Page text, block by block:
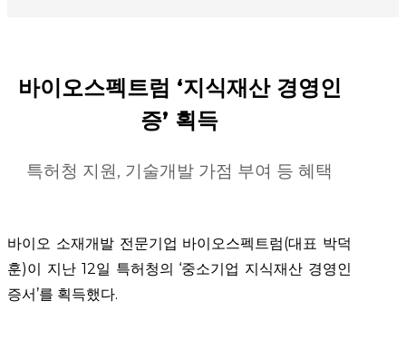
바이오스펙트럼 ‘지식재산 경영인
증’ 획득
특허청 지원, 기술개발 가점 부여 등 혜택
바이오 소재개발 전문기업 바이오스펙트럼(대표 박덕
훈)이 지난 12일 특허청의 ‘중소기업 지식재산 경영인
증서’를 획득했다.